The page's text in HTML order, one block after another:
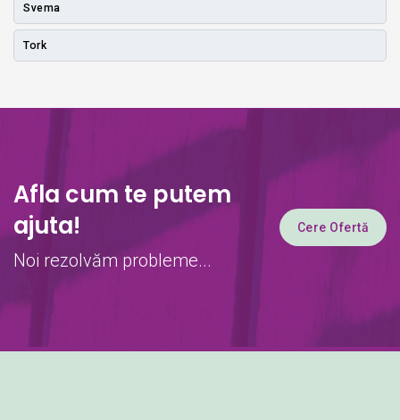
Svema
Tork
Afla cum te putem
ajuta!
Noi rezolvăm probleme...
Cere Ofertă